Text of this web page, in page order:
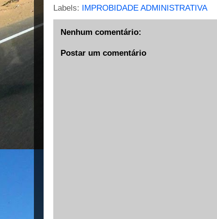
Labels: IMPROBIDADE ADMINISTRATIVA
Nenhum comentário:
Postar um comentário